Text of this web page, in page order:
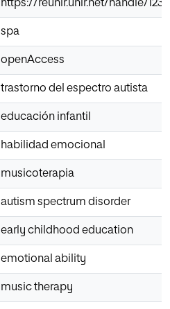
https://reunir.unir.net/handle/
spa
openAccess
trastorno del espectro autista
educación infantil
habilidad emocional
musicoterapia
autism spectrum disorder
early childhood education
emotional ability
music therapy